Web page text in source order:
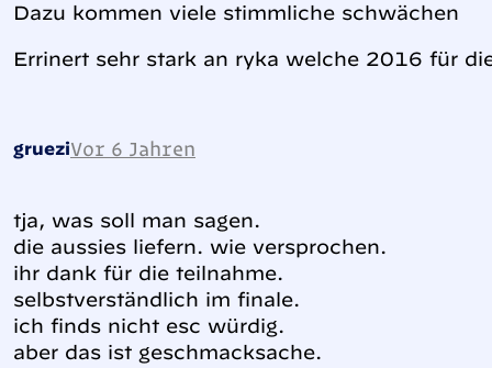
Dazu kommen viele stimmliche schwächen
Errinert sehr stark an ryka welche 2016 für
grueziVor 6 Jahren
tja, was soll man sagen.
die aussies liefern. wie versprochen.
ihr dank für die teilnahme.
selbstverständlich im finale.
ich finds nicht esc würdig.
aber das ist geschmacksache.